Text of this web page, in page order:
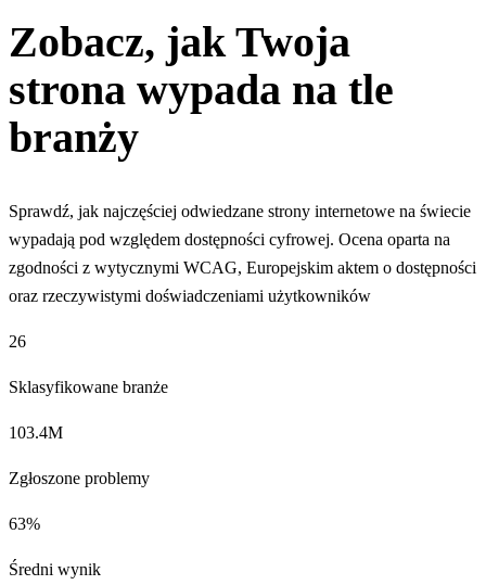
Zobacz, jak Twoja
strona wypada na tle
branży
Sprawdź, jak najczęściej odwiedzane strony internetowe na świecie
wypadają pod względem dostępności cyfrowej. Ocena oparta na
zgodności z wytycznymi WCAG, Europejskim aktem o dostępności
oraz rzeczywistymi doświadczeniami użytkowników
26
Sklasyfikowane branże
103.4M
Zgłoszone problemy
63%
Średni wynik